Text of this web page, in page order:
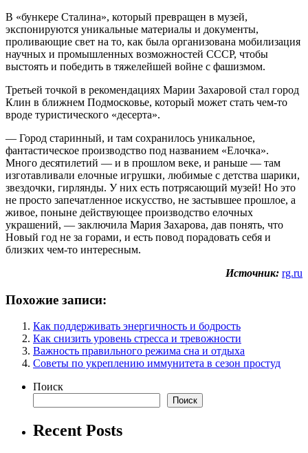
В «бункере Сталина», который превращен в музей,
экспонируются уникальные материалы и документы,
проливающие свет на то, как была организована мобилизация
научных и промышленных возможностей СССР, чтобы
выстоять и победить в тяжелейшей войне с фашизмом.
Третьей точкой в рекомендациях Марии Захаровой стал город
Клин в ближнем Подмосковье, который может стать чем-то
вроде туристического «десерта».
— Город старинный, и там сохранилось уникальное,
фантастическое производство под названием «Елочка».
Много десятилетий — и в прошлом веке, и раньше — там
изготавливали елочные игрушки, любимые с детства шарики,
звездочки, гирлянды. У них есть потрясающий музей! Но это
не просто запечатленное искусство, не застывшее прошлое, а
живое, поныне действующее производство елочных
украшений, — заключила Мария Захарова, дав понять, что
Новый год не за горами, и есть повод порадовать себя и
близких чем-то интересным.
Источник: rg.ru
Похожие записи:
Как поддерживать энергичность и бодрость
Как снизить уровень стресса и тревожности
Важность правильного режима сна и отдыха
Советы по укреплению иммунитета в сезон простуд
Поиск
Поиск
Recent Posts